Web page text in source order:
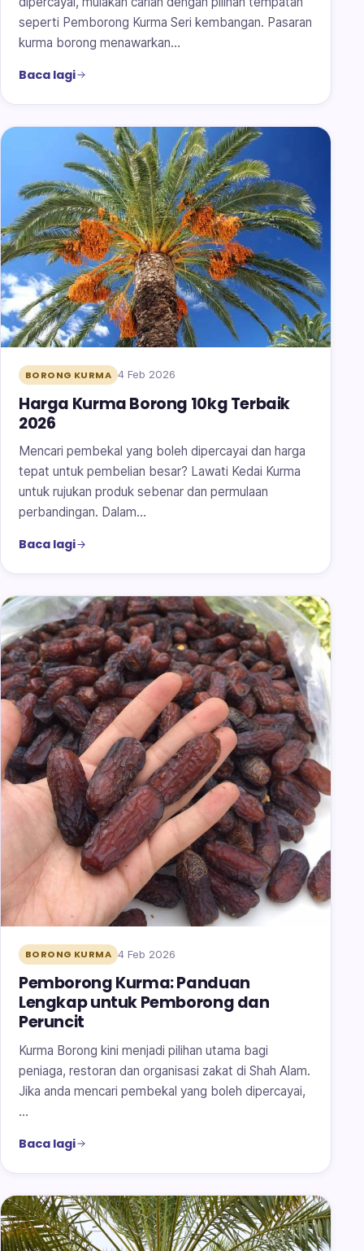
seperti Pemborong Kurma Seri kembangan. Pasaran
kurma borong menawarkan…
Baca lagi
BORONG KURMA 4 Feb 2026
Harga Kurma Borong 10kg Terbaik
2026
Mencari pembekal yang boleh dipercayai dan harga
tepat untuk pembelian besar? Lawati Kedai Kurma
untuk rujukan produk sebenar dan permulaan
perbandingan. Dalam…
Baca lagi
BORONG KURMA 4 Feb 2026
Pemborong Kurma: Panduan
Lengkap untuk Pemborong dan
Peruncit
Kurma Borong kini menjadi pilihan utama bagi
peniaga, restoran dan organisasi zakat di Shah Alam.
Jika anda mencari pembekal yang boleh dipercayai,
…
Baca lagi